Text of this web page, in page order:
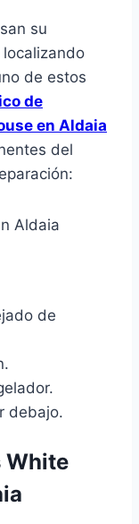
su
de estos
de
en Aldaia
del
de
debajo.
White